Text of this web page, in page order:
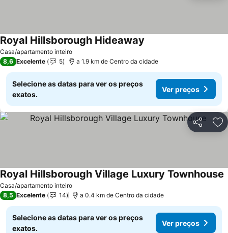
Casa/apartamento inteiro
Royal Hillsborough Hideaway
8,6 Excelente 5 a 1.9 km de Centro da cidade
Selecione as datas para ver os preços
exatos.
Ver preços
Partilhar
Casa/apartamento inteiro
Royal Hillsborough Village Luxury Townhouse
8,5 Excelente 14 a 0.4 km de Centro da cidade
Selecione as datas para ver os preços
exatos.
Ver preços